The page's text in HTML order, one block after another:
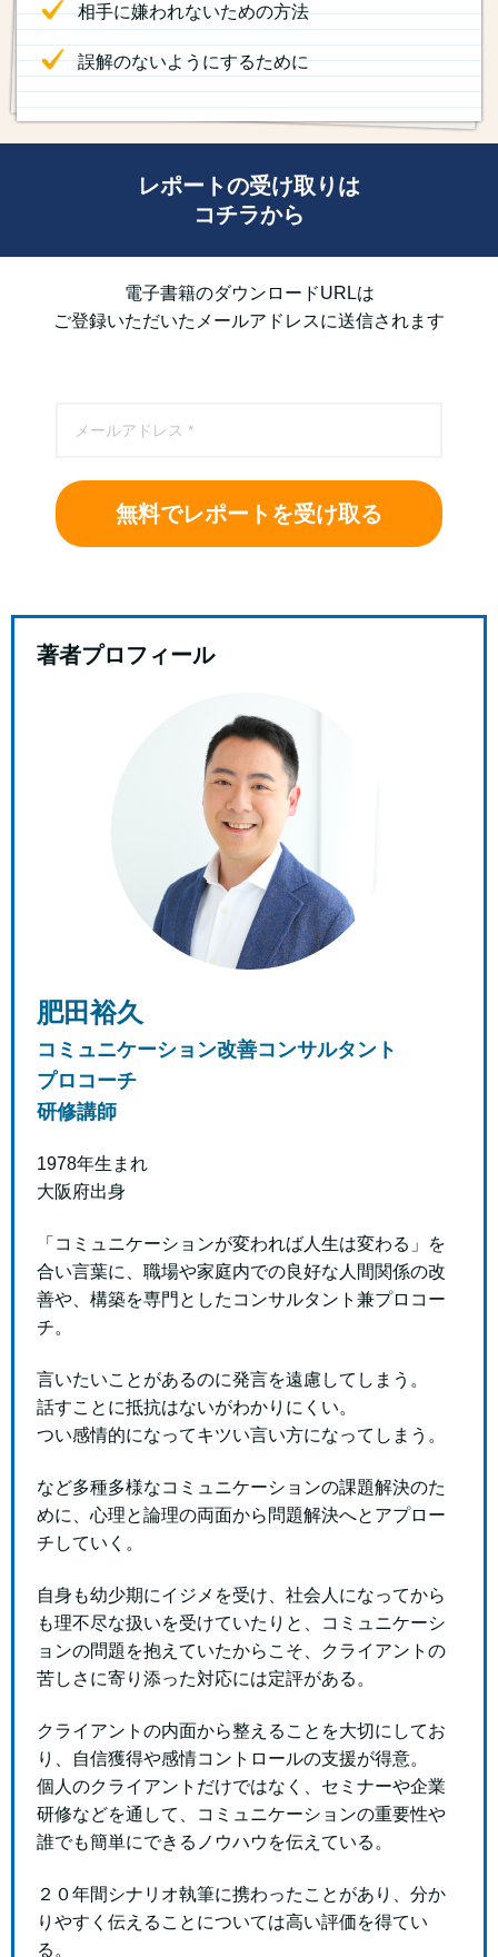
相手に嫌われないための方法
誤解のないようにするために
レポートの受け取りは
コチラから
電子書籍のダウンロードURLは
ご登録いただいたメールアドレスに送信されます
無料でレポートを受け取る
著者プロフィール
肥田裕久
コミュニケーション改善コンサルタント
プロコーチ
研修講師
1978年生まれ
大阪府出身
「コミュニケーションが変われば人生は変わる」を
合い言葉に、職場や家庭内での良好な人間関係の改
善や、構築を専門としたコンサルタント兼プロコー
チ。
言いたいことがあるのに発言を遠慮してしまう。
話すことに抵抗はないがわかりにくい。
つい感情的になってキツい言い方になってしまう。
など多種多様なコミュニケーションの課題解決のた
めに、心理と論理の両面から問題解決へとアプロー
チしていく。
自身も幼少期にイジメを受け、社会人になってから
も理不尽な扱いを受けていたりと、コミュニケーシ
ョンの問題を抱えていたからこそ、クライアントの
苦しさに寄り添った対応には定評がある。
クライアントの内面から整えることを大切にしてお
り、自信獲得や感情コントロールの支援が得意。
個人のクライアントだけではなく、セミナーや企業
研修などを通して、コミュニケーションの重要性や
誰でも簡単にできるノウハウを伝えている。
２０年間シナリオ執筆に携わったことがあり、分か
りやすく伝えることについては高い評価を得てい
る。